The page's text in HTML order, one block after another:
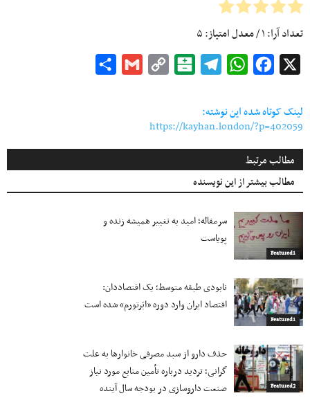
تعداد آرا:۱/ معدل امتیاز:۵
Facebook
WhatsApp
Telegram
Balatarin
Copy
Gmail
لینک کوتاه شده این نوشته:
https://kayhan.london/?p=402059
مطالب مرتبط
مطالب بیشتر از این نویسنده
Featured1
سرمقاله؛ امید به تغییر همیشه زنده و
پویاست
Featured1
نابودی طبقه متوسط؛ یک اقتصاددان:
اقتصاد ایران وارد دوره «ابَرتورم» شده‌ است
Featured2
حذف دارو از سبد مصرفی خانوارها به‌ علت
گرانی؛ تردید درباره تأمین منابع مورد نیاز
صنعت داروسازی در بودجه سال آینده